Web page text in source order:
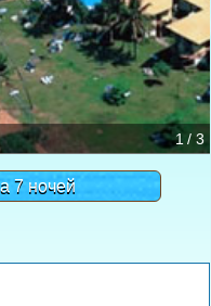
1 / 3
7 ночей